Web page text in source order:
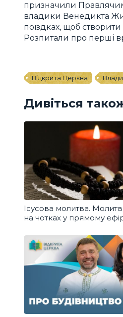
призначили Правлячим
владики Венедикта
поїздках, щоб
Розпитали про перші
Відкрита Церква
Дивіться
Ісусова молитва.
на чотках у прямому